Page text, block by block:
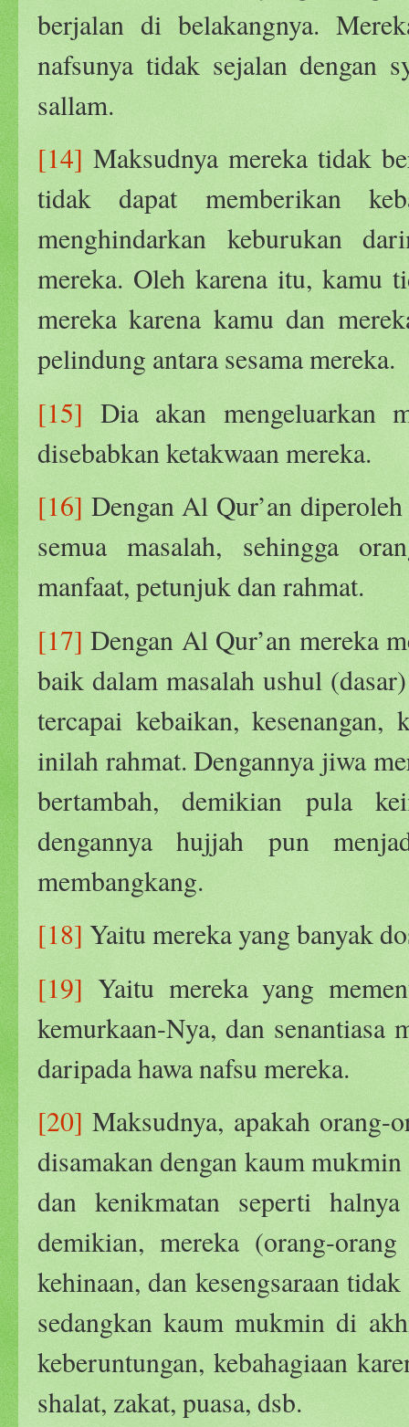
berjalan di belakangnya.
nafsunya tidak sejalan dengan
sallam.
[14] Maksudnya mereka tidak
tidak dapat memberikan
menghindarkan keburukan
mereka. Oleh karena itu, kamu
mereka karena kamu dan
pelindung antara sesama mereka.
[15] Dia akan mengeluarkan
disebabkan ketakwaan mereka.
[16] Dengan Al Qur’an
semua masalah, sehingga
manfaat, petunjuk dan rahmat.
[17] Dengan Al Qur’an mereka
baik dalam masalah ushul
tercapai kebaikan,
inilah rahmat. Dengannya jiwa
bertambah, demikian pula
dengannya hujjah pun
membangkang.
[18] Yaitu mereka yang banyak
[19] Yaitu mereka yang
kemurkaan-Nya, dan senantiasa
daripada hawa nafsu mereka.
[20] Maksudnya, apakah orang-
disamakan dengan kaum
dan kenikmatan seperti
demikian, mereka (orang-
kehinaan, dan kesengsaraan
sedangkan kaum mukmin di
keberuntungan, kebahagiaan
shalat, zakat, puasa, dsb.